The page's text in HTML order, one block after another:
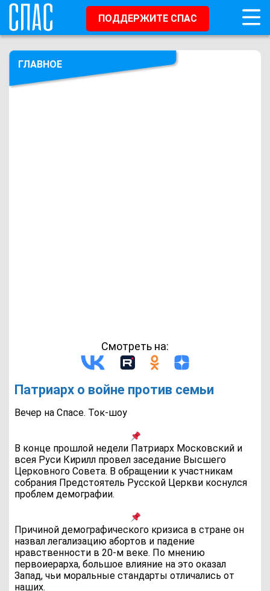
ПОДДЕРЖИТЕ СПАС
ГЛАВНОЕ
Смотреть на:
Патриарх о войне против семьи
Вечер на Спасе. Ток-шоу
В конце прошлой недели Патриарх Московский и
всея Руси Кирилл провел заседание Высшего
Церковного Совета. В обращении к участникам
собрания Предстоятель Русской Церкви коснулся
проблем демографии.
Причиной демографического кризиса в стране он
назвал легализацию абортов и падение
нравственности в 20-м веке. По мнению
первоиерарха, большое влияние на это оказал
Запад, чьи моральные стандарты отличались от
наших.